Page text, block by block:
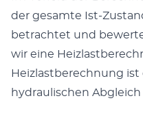
der gesam­te Ist-
betrach­tet und
wir eine
Heiz­last­be­rech­nung ist
hydrau­li­schen Abgleich